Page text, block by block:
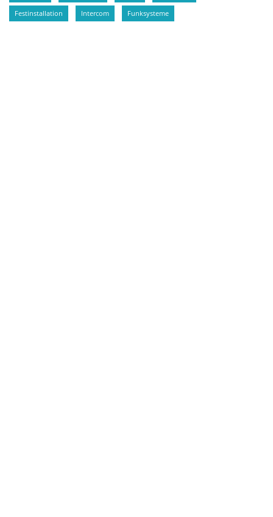
Festinstallation Intercom Funksysteme